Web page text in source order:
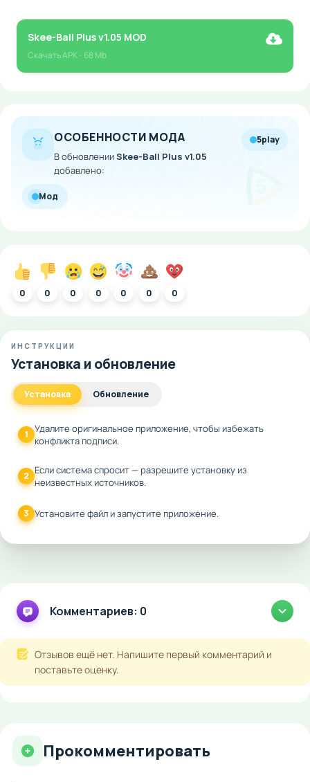
Skee-Ball Plus v1.05 MOD
СкачатьAPK- 68 Mb
ОСОБЕННОСТИ МОДА
В обновленииSkee-Ball Plus v1.05
добавлено:
5play
Мод
0 0 0 0 0 0 0
ИНСТРУКЦИИ
Установка и обновление
Установка Обновление
1 Удалите оригинальное приложение, чтобы избежать
конфликта подписи.
2 Если система спросит — разрешите установку из
неизвестных источников.
3 Установите файл и запустите приложение.
Комментариев: 0
Отзывов ещё нет. Напишите первый комментарий и
поставьте оценку.
Прокомментировать